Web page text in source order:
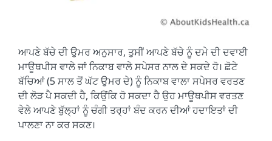
ਆਪਣੇ ਬੱਚੇ ਦੀ ਉਮਰ ਅਨੁਸਾਰ, ਤੁਸੀਂ ਆਪਣੇ ਬੱਚੇ ਨੂੰ ਦਮੇ ਦੀ ਦਵਾਈ
ਮਾਊਥਪੀਸ ਵਾਲੇ ਜਾਂ ਨਿਕਾਬ ਵਾਲੇ ਸਪੇਸਰ ਨਾਲ ਦੇ ਸਕਦੇ ਹੋ। ਛੋਟੇ
ਬੱਚਿਆਂ (5 ਸਾਲ ਤੋਂ ਘੱਟ ਉਮਰ ਦੇ) ਨੂੰ ਨਿਕਾਬ ਵਾਲਾ ਸਪੇਸਰ ਵਰਤਣ
ਦੀ ਲੋੜ ਪੈ ਸਕਦੀ ਹੈ, ਕਿਉਂਕਿ ਹੋ ਸਕਦਾ ਹੈ ਉਹ ਮਾਊਥਪੀਸ ਵਰਤਣ
ਵੇਲੇ ਆਪਣੇ ਬੁੱਲ੍ਹਾਂ ਨੂੰ ਚੰਗੀ ਤਰ੍ਹਾਂ ਬੰਦ ਕਰਨ ਦੀਆਂ ਹਦਾਇਤਾਂ ਦੀ
ਪਾਲਣਾ ਨਾ ਕਰ ਸਕਣ।